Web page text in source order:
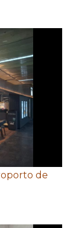
de